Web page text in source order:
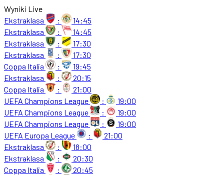
Wyniki Live
Ekstraklasa
:
14:45
Ekstraklasa
:
14:45
Ekstraklasa
:
17:30
Ekstraklasa
:
17:30
Coppa Italia
:
19:45
Ekstraklasa
:
20:15
Coppa Italia
:
21:00
UEFA Champions League
:
19:00
UEFA Champions League
:
19:00
UEFA Champions League
:
19:00
UEFA Europa League
:
21:00
Ekstraklasa
:
18:00
Ekstraklasa
:
20:30
Coppa Italia
:
20:45